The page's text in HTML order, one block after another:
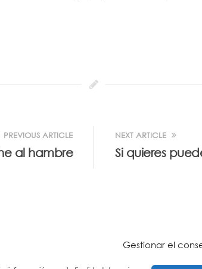
Gestionar el
PREVIOUS ARTICLE
al hambre
NEXT ARTICLE
Si quieres